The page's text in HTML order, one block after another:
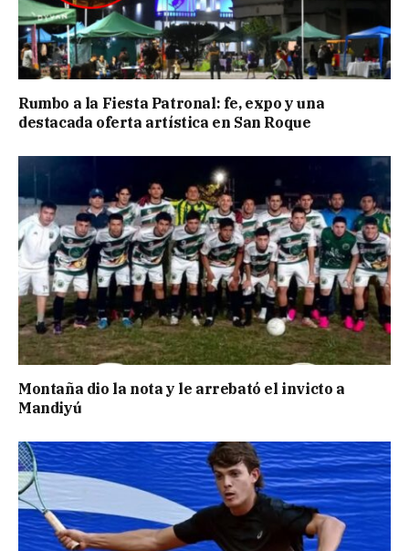
Rumbo a la Fiesta Patronal: fe, expo y una
destacada oferta artística en San Roque
Montaña dio la nota y le arrebató el invicto a
Mandiyú